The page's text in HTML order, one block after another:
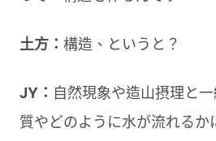
土方： 構造、というと？
JY： 自然現象や造山摂理と
質やどのように水が流れるか